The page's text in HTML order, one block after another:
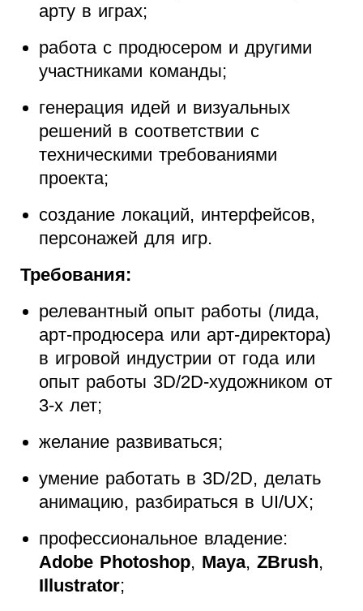
арту в играх;
работа с продюсером и другими
участниками команды;
генерация идей и визуальных
решений в соответствии с
техническими требованиями
проекта;
создание локаций, интерфейсов,
персонажей для игр.
Требования:
релевантный опыт работы (лида,
арт-продюсера или арт-директора)
в игровой индустрии от года или
опыт работы 3D/2D-художником от
3-х лет;
желание развиваться;
умение работать в 3D/2D, делать
анимацию, разбираться в UI/UX;
профессиональное владение:
Adobe Photoshop, Maya, ZBrush,
Illustrator;